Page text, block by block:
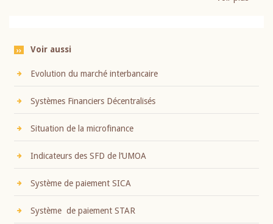
Voir aussi
Evolution du marché interbancaire
Systèmes Financiers Décentralisés
Situation de la microfinance
Indicateurs des SFD de l’UMOA
Système de paiement SICA
Système de paiement STAR